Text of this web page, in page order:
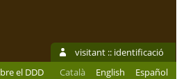
visitant :: identificació
el DDD Català English Español